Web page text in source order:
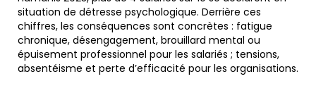
situation de détresse psychologique. Derrière ces
chiffres, les conséquences sont concrètes : fatigue
chronique, désengagement, brouillard mental ou
épuisement professionnel pour les salariés ; tensions,
absentéisme et perte d’efficacité pour les organisations.